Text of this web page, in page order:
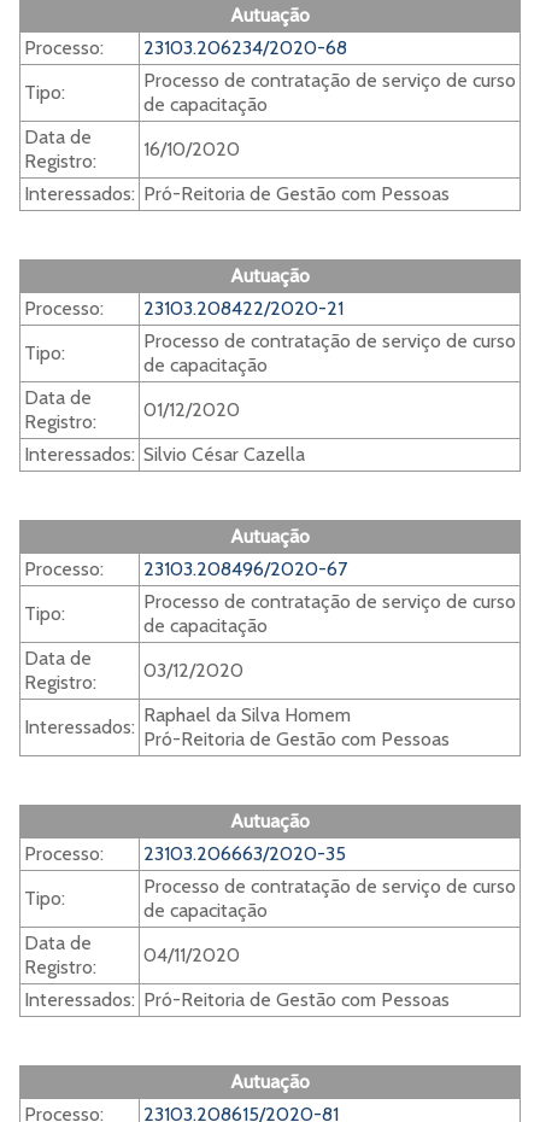
Autuação
Processo:
23103.206234/2020-68
Tipo:
Processo de contratação de serviço de curso
de capacitação
Data de
Registro:
16/10/2020
Interessados: Pró-Reitoria de Gestão com Pessoas
Autuação
Processo:
23103.208422/2020-21
Tipo:
Processo de contratação de serviço de curso
de capacitação
Data de
Registro:
01/12/2020
Interessados: Silvio César Cazella
Autuação
Processo:
23103.208496/2020-67
Tipo:
Processo de contratação de serviço de curso
de capacitação
Data de
Registro:
03/12/2020
Interessados:
Raphael da Silva Homem
Pró-Reitoria de Gestão com Pessoas
Autuação
Processo:
23103.206663/2020-35
Tipo:
Processo de contratação de serviço de curso
de capacitação
Data de
Registro:
04/11/2020
Interessados: Pró-Reitoria de Gestão com Pessoas
Autuação
Processo:
23103.208615/2020-81